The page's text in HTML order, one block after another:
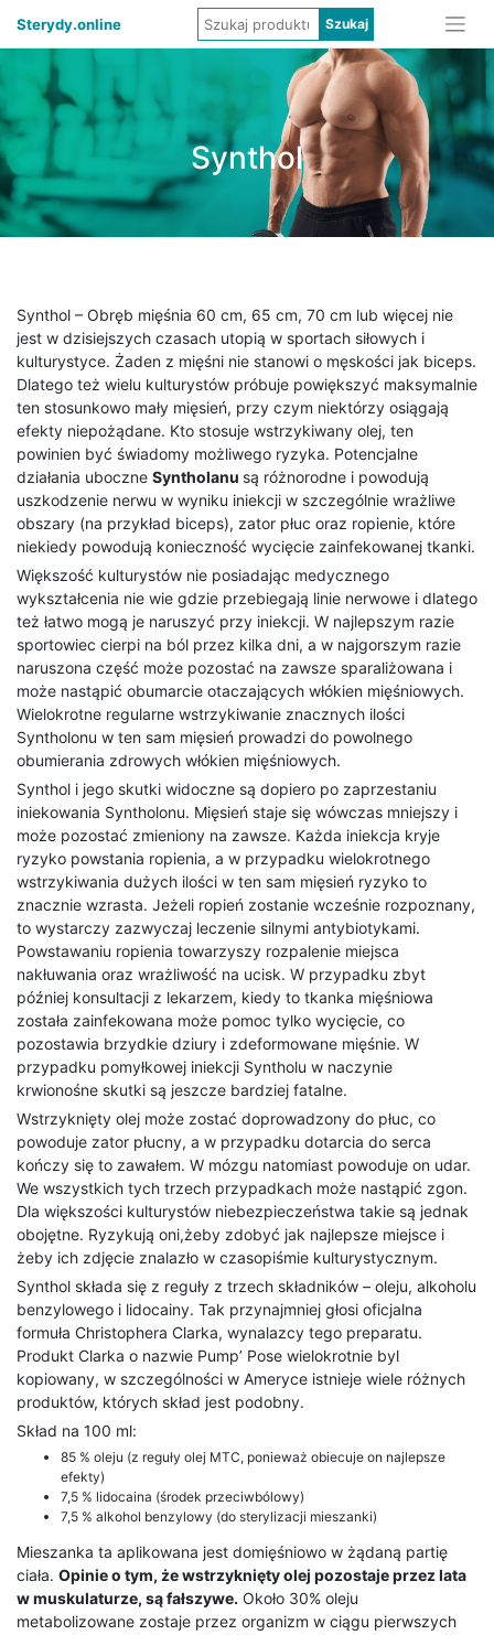
Sterydy.online
Synthol
Synthol – Obręb mięśnia 60 cm, 65 cm, 70 cm lub więcej nie
jest w dzisiejszych czasach utopią w sportach siłowych i
kulturystyce. Żaden z mięśni nie stanowi o męskości jak biceps.
Dlatego też wielu kulturystów próbuje powiększyć maksymalnie
ten stosunkowo mały mięsień, przy czym niektórzy osiągają
efekty niepożądane. Kto stosuje wstrzykiwany olej, ten
powinien być świadomy możliwego ryzyka. Potencjalne
działania uboczne Syntholanu są różnorodne i powodują
uszkodzenie nerwu w wyniku iniekcji w szczególnie wrażliwe
obszary (na przykład biceps), zator płuc oraz ropienie, które
niekiedy powodują konieczność wycięcie zainfekowanej tkanki.
Większość kulturystów nie posiadając medycznego
wykształcenia nie wie gdzie przebiegają linie nerwowe i dlatego
też łatwo mogą je naruszyć przy iniekcji. W najlepszym razie
sportowiec cierpi na ból przez kilka dni, a w najgorszym razie
naruszona część może pozostać na zawsze sparaliżowana i
może nastąpić obumarcie otaczających włókien mięśniowych.
Wielokrotne regularne wstrzykiwanie znacznych ilości
Syntholonu w ten sam mięsień prowadzi do powolnego
obumierania zdrowych włókien mięśniowych.
Synthol i jego skutki widoczne są dopiero po zaprzestaniu
iniekowania Syntholonu. Mięsień staje się wówczas mniejszy i
może pozostać zmieniony na zawsze. Każda iniekcja kryje
ryzyko powstania ropienia, a w przypadku wielokrotnego
wstrzykiwania dużych ilości w ten sam mięsień ryzyko to
znacznie wzrasta. Jeżeli ropień zostanie wcześnie rozpoznany,
to wystarczy zazwyczaj leczenie silnymi antybiotykami.
Powstawaniu ropienia towarzyszy rozpalenie miejsca
nakłuwania oraz wrażliwość na ucisk. W przypadku zbyt
później konsultacji z lekarzem, kiedy to tkanka mięśniowa
została zainfekowana może pomoc tylko wycięcie, co
pozostawia brzydkie dziury i zdeformowane mięśnie. W
przypadku pomyłkowej iniekcji Syntholu w naczynie
krwionośne skutki są jeszcze bardziej fatalne.
Wstrzyknięty olej może zostać doprowadzony do płuc, co
powoduje zator płucny, a w przypadku dotarcia do serca
kończy się to zawałem. W mózgu natomiast powoduje on udar.
We wszystkich tych trzech przypadkach może nastąpić zgon.
Dla większości kulturystów niebezpieczeństwa takie są jednak
obojętne. Ryzykują oni,żeby zdobyć jak najlepsze miejsce i
żeby ich zdjęcie znalazło w czasopiśmie kulturystycznym.
Synthol składa się z reguły z trzech składników – oleju, alkoholu
benzylowego i lidocainy. Tak przynajmniej głosi oficjalna
formuła Christophera Clarka, wynalazcy tego preparatu.
Produkt Clarka o nazwie Pump’ Pose wielokrotnie byl
kopiowany, w szczególności w Ameryce istnieje wiele różnych
produktów, których skład jest podobny.
Skład na 100 ml:
85 % oleju (z reguły olej MTC, ponieważ obiecuje on najlepsze
efekty)
7,5 % lidocaina (środek przeciwbólowy)
7,5 % alkohol benzylowy (do sterylizacji mieszanki)
Mieszanka ta aplikowana jest domięśniowo w żądaną partię
ciała. Opinie o tym, że wstrzyknięty olej pozostaje przez lata
w muskulaturze, są fałszywe. Około 30% oleju
metabolizowane zostaje przez organizm w ciągu pierwszych